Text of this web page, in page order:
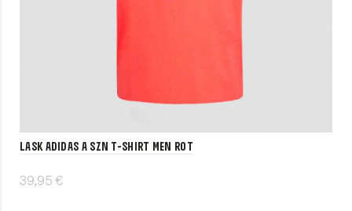
LASK adidas A SZN T-Shirt Men rot
39,95 €